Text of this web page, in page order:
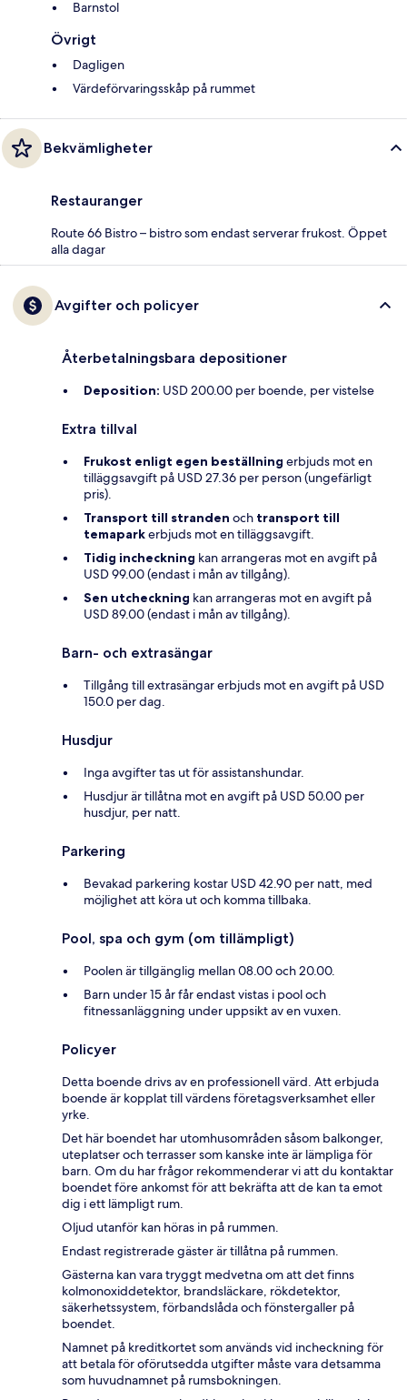
Barnstol
Övrigt
Dagligen
Värdeförvaringsskåp på rummet
Bekvämligheter
Restauranger
Route 66 Bistro – bistro som endast serverar frukost. Öppet
alla dagar
Avgifter och policyer
Återbetalningsbara depositioner
Deposition: USD 200.00 per boende, per vistelse
Extra tillval
Frukost enligt egen beställning erbjuds mot en
tilläggsavgift på USD 27.36 per person (ungefärligt
pris).
Transport till stranden och transport till
temaparkerbjuds mot en tilläggsavgift.
Tidig incheckning kan arrangeras mot en avgift på
USD 99.00 (endast i mån av tillgång).
Sen utcheckning kan arrangeras mot en avgift på
USD 89.00 (endast i mån av tillgång).
Barn- och extrasängar
Tillgång till extrasängar erbjuds mot en avgift på USD
150.0 per dag.
Husdjur
Inga avgifter tas ut för assistanshundar.
Husdjur är tillåtna mot en avgift på USD 50.00 per
husdjur, per natt.
Parkering
Bevakad parkering kostar USD 42.90 per natt, med
möjlighet att köra ut och komma tillbaka.
Pool, spa och gym (om tillämpligt)
Poolen är tillgänglig mellan 08.00 och 20.00.
Barn under 15 år får endast vistas i pool och
fitnessanläggning under uppsikt av en vuxen.
Policyer
Detta boende drivs av en professionell värd. Att erbjuda
boende är kopplat till värdens företagsverksamhet eller
yrke.
Det här boendet har utomhusområden såsom balkonger,
uteplatser och terrasser som kanske inte är lämpliga för
barn. Om du har frågor rekommenderar vi att du kontaktar
boendet före ankomst för att bekräfta att de kan ta emot
dig i ett lämpligt rum.
Oljud utanför kan höras in på rummen.
Endast registrerade gäster är tillåtna på rummen.
Gästerna kan vara tryggt medvetna om att det finns
kolmonoxiddetektor, brandsläckare, rökdetektor,
säkerhetssystem, förbandslåda och fönstergaller på
boendet.
Namnet på kreditkortet som används vid incheckning för
att betala för oförutsedda utgifter måste vara detsamma
som huvudnamnet på rumsbokningen.